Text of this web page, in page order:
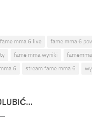
fame mma 6 live fame mma 6
fame mma wyniki famemma
6 stream fame mma 6